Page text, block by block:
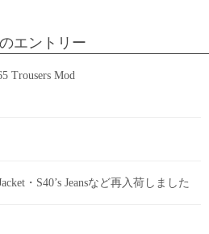
エントリー
Trousers Mod
・S40’s Jeansなど再入荷しました